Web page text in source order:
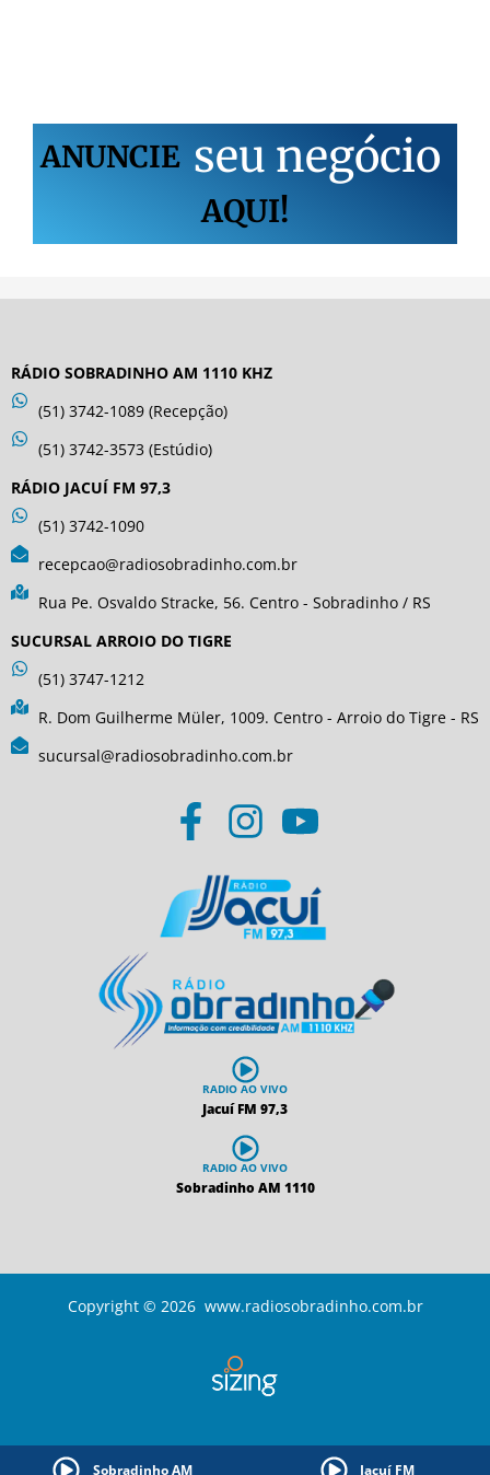
ANUNCIE seu negócio
AQUI!
RÁDIO SOBRADINHO AM 1110 KHZ
(51) 3742-1089 (Recepção)
(51) 3742-3573 (Estúdio)
RÁDIO JACUÍ FM 97,3
(51) 3742-1090
recepcao@radiosobradinho.com.br
Rua Pe. Osvaldo Stracke, 56. Centro - Sobradinho / RS
SUCURSAL ARROIO DO TIGRE
(51) 3747-1212
R. Dom Guilherme Müler, 1009. Centro - Arroio do Tigre - RS
sucursal@radiosobradinho.com.br
RADIO AO VIVO
Jacuí FM 97,3
RADIO AO VIVO
Sobradinho AM 1110
Copyright © 2026 www.radiosobradinho.com.br
Sobradinho AM Jacuí FM